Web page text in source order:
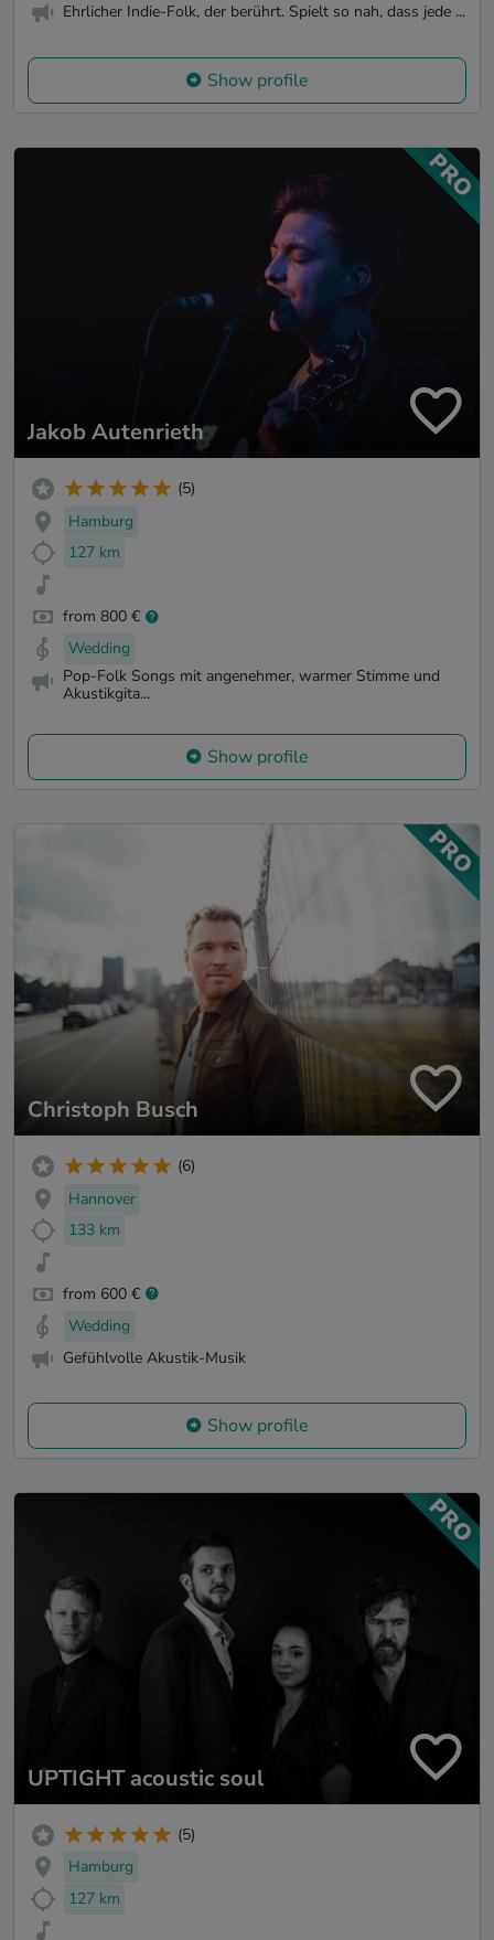
Ehrlicher Indie-Folk, der berührt. Spielt so nah, dass jede ...
Show profile
Jakob Autenrieth
(5)
Hamburg
127 km
from 800 €
Wedding
Pop-Folk Songs mit angenehmer, warmer Stimme und
Akustikgita...
Show profile
Christoph Busch
(6)
Hannover
133 km
from 600 €
Wedding
Gefühlvolle Akustik-Musik
Show profile
UPTIGHT acoustic soul
(5)
Hamburg
127 km